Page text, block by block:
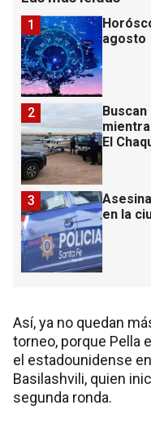
agosto
1
El
2
en la
3
Así, ya no quedan
torneo, porque Pella
el estadounidense
Basilashvili, quien
segunda ronda.